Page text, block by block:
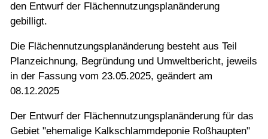
den Entwurf der Flächennutzungsplanänderung
gebilligt.
Die Flächennutzungsplanänderung besteht aus Teil
Planzeichnung, Begründung und Umweltbericht, jeweils
in der Fassung vom 23.05.2025, geändert am
08.12.2025
Der Entwurf der Flächennutzungsplanänderung für das
Gebiet "ehemalige Kalkschlammdeponie Roßhaupten"